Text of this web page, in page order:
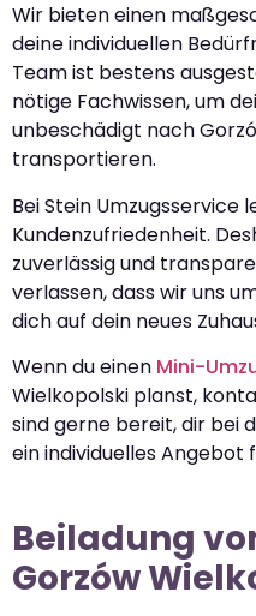
Wir bieten einen
deine individuellen
Team ist bestens
nötige Fachwissen, um
unbeschädigt nach
transportieren.
Bei Stein Umzugsservice
Kundenzufriedenheit.
zuverlässig und
verlassen, dass wir uns
dich auf dein neues
Wenn du einen Mini-
Wielkopolski planst,
sind gerne bereit, dir bei
ein individuelles Angebot
Beiladung
Gorzów